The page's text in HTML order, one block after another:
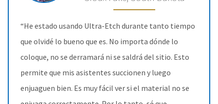
“He estado usando Ultra-Etch durante tanto tiempo
que olvidé lo bueno que es. No importa dónde lo
coloque, no se derramará ni se saldrá del sitio. Esto
permite que mis asistentes succionen y luego
enjuaguen bien. Es muy fácil ver si el material no se